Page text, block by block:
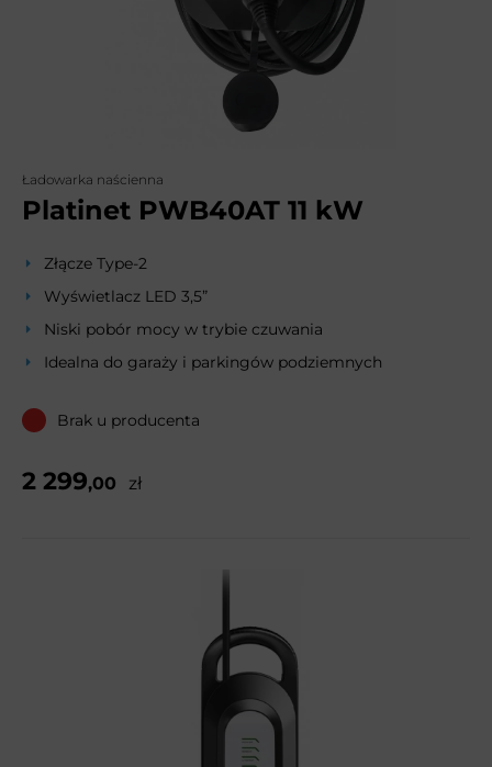
Ładowarka naścienna
Platinet PWB40AT 11 kW
Złącze Type-2
Wyświetlacz LED 3,5”
Niski pobór mocy w trybie czuwania
Idealna do garaży i parkingów podziemnych
Brak u producenta
2 299,00 zł